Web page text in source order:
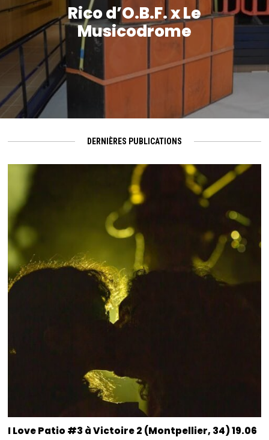
Rico d’O.B.F. x Le
Musicodrome
DERNIÈRES PUBLICATIONS
I Love Patio #3 à Victoire 2 (Montpellier, 34) 19.06